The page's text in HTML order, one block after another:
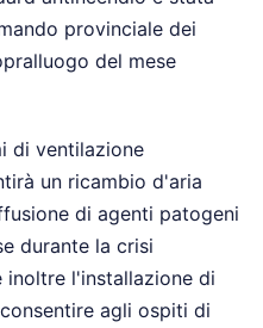
provinciale dei
del mese
di ventilazione
un ricambio d'aria
di agenti patogeni
durante la crisi
inoltre l'installazione di
agli ospiti di